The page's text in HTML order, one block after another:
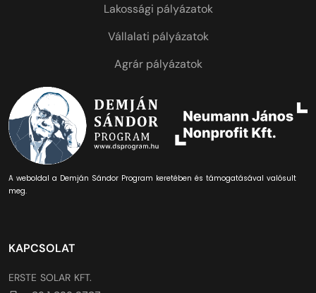
Lakossági pályázatok
Vállalati pályázatok
Agrár pályázatok
A weboldal a Demján Sándor Program keretében és támogatásával valósult
meg.
KAPCSOLAT
ERSTE SOLAR KFT.